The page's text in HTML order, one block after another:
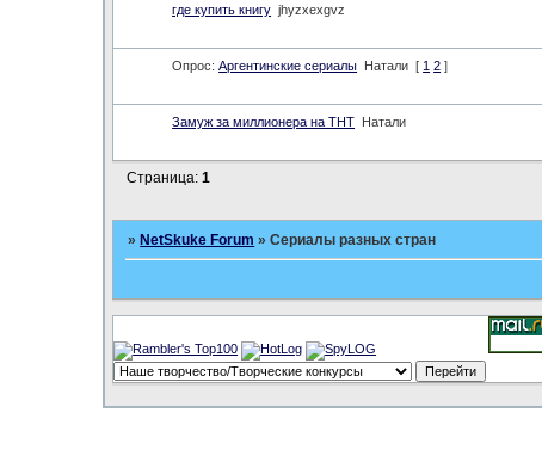
где купить книгу jhyzxexgvz
Опрос: Аргентинские сериалы Натали [ 1 2 ]
Замуж за миллионера на ТНТ Натали
Страница:1
» NetSkuke Forum »Сериалы разных стран